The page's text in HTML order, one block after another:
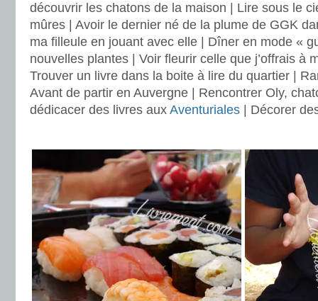
découvrir les chatons de la maison | Lire sous le
mûres | Avoir le dernier né de la plume de GGK
ma filleule en jouant avec elle | Dîner en mode «
nouvelles plantes | Voir fleurir celle que j’offrais à
Trouver un livre dans la boite à lire du quartier |
Avant de partir en Auvergne | Rencontrer Oly,
dédicacer des livres aux Aventuriales | Décorer